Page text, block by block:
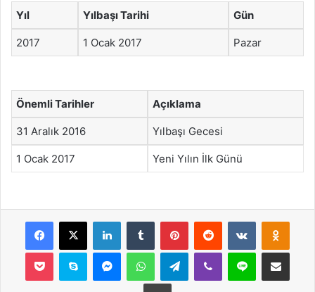
Yıl Yılbaşı Tarihi Gün
2017 1 Ocak 2017 Pazar
Önemli Tarihler Açıklama
31 Aralık 2016 Yılbaşı Gecesi
1 Ocak 2017 Yeni Yılın İlk Günü
Facebook
X LinkedInTumblr PinterestReddit VKontakte
Pocket Skype MessengerWhatsAppTelegramViber Line E-Posta ile
Yazdır